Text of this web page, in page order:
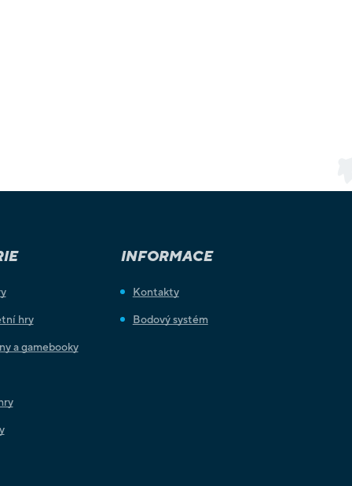
hry
a gamebooky
INFORMACE
Kontakty
Bodový systém